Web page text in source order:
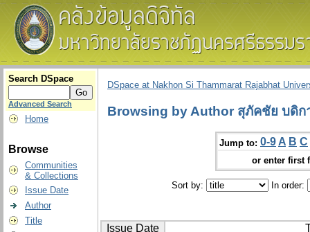
Search DSpace
Advanced Search
Home
Browse
Communities
& Collections
Issue Date
Author
Title
DSpace at Nakhon Si Thammarat Rajabhat
Browsing by Author สุภัคชัย บดิก
Jump to: 0-9 A B C
or enter first
Sort by: In order:
Issue Date